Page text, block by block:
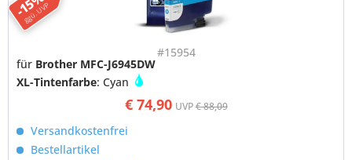
ggü. UVP
#15954
€ 74,90 UVP€ 88,09
für Brother MFC-J6945DW
XL-Tintenfarbe: Cyan
Versandkostenfrei
Bestellartikel